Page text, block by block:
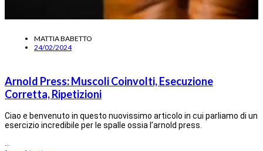
MATTIA BABETTO
24/02/2024
Arnold Press: Muscoli Coinvolti, Esecuzione
Corretta, Ripetizioni
Ciao e benvenuto in questo nuovissimo articolo in cui parliamo di un
esercizio incredibile per le spalle ossia l’arnold press.